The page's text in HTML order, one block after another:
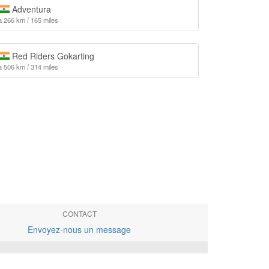
Adventura
266 km / 165 miles
Red Riders Gokarting
506 km / 314 miles
CONTACT
Envoyez-nous un message